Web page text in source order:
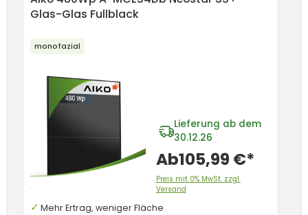
Glas-Glas Fullblack
monofazial
Lieferung ab dem
30.12.26
Ab105,99 €*
Preis mit 0% MwSt. zzgl.
Versand
Mehr Ertrag, weniger Fläche